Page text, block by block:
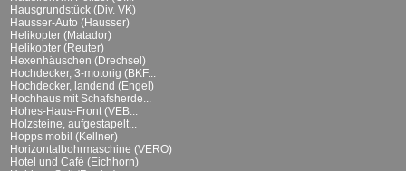
Hausgrundstück (Div. VK)
Hausser-Auto (Hausser)
Helikopter (Matador)
Helikopter (Reuter)
Hexenhäuschen (Drechsel)
Hochdecker, 3-motorig (BKF...
Hochdecker, landend (Engel)
Hochhaus mit Schafsherde...
Hohes-Haus-Front (VEB...
Holzsteine, aufgestapelt...
Hopps mobil (Kellner)
Horizontalbohrmaschine (VERO)
Hotel und Café (Eichhorn)